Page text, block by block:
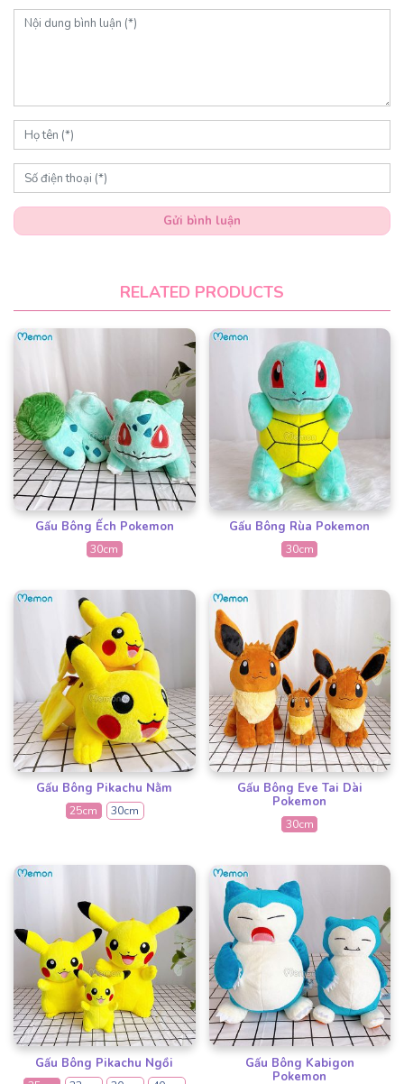
Gửi bình luận
RELATED PRODUCTS
Gấu Bông Ếch Pokemon
30cm
Gấu Bông Rùa Pokemon
30cm
Gấu Bông Pikachu Nằm
25cm 30cm
Gấu Bông Eve Tai Dài
Pokemon
30cm
Gấu Bông Pikachu Ngồi
Gấu Bông Kabigon
Pokemon